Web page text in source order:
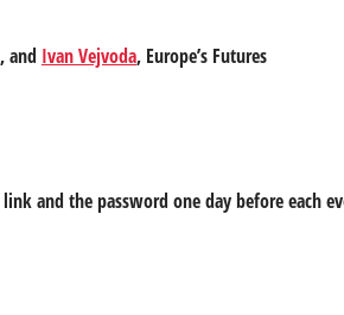
and Ivan Vejvoda, Europe’s Futures
and the password one day before each